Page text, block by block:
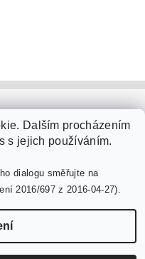
Dalším procházením
s jejich používáním.
dialogu směřujte na
2016/697 z 2016-04-27).